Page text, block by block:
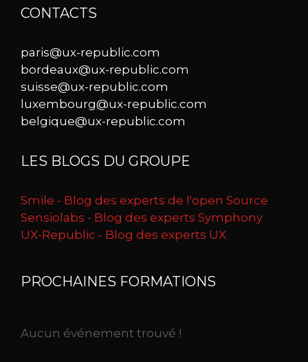
CONTACTS
paris@ux-republic.com
bordeaux@ux-republic.com
suisse@ux-republic.com
luxembourg@ux-republic.com
belgique@ux-republic.com
LES BLOGS DU GROUPE
Smile - Blog des experts de l'open Source
Sensiolabs - Blog des experts Symphony
UX-Republic - Blog des experts UX
PROCHAINES FORMATIONS
Aucun événement trouvé !